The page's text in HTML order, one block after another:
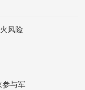
风险
参与军